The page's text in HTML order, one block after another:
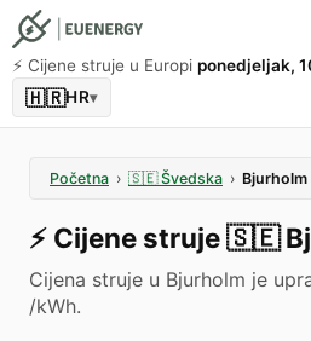
⚡️ Cijene struje u Europi ponedjeljak,
🇭🇷HR▾
Početna › 🇸🇪 Švedska › Bjurholm
⚡️ Cijene struje🇸🇪
Cijena struje u Bjurholm je
/kWh.